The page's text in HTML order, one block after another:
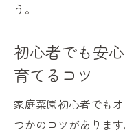
う。
初心者でも安
育てるコツ
家庭菜園初心者でも
つかのコツがありま